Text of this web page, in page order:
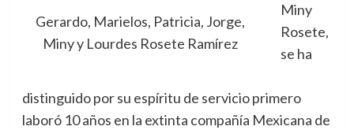
Gerardo, Marielos, Patricia, Jorge,
Miny y Lourdes Rosete Ramírez
Miny
Rosete,
se ha
distinguido por su espíritu de servicio primero
laboró 10 años en la extinta compañía Mexicana de